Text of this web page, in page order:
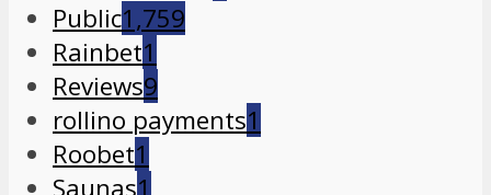
Public1,759
Rainbet1
Reviews9
rollino payments1
Roobet1
Saunas1